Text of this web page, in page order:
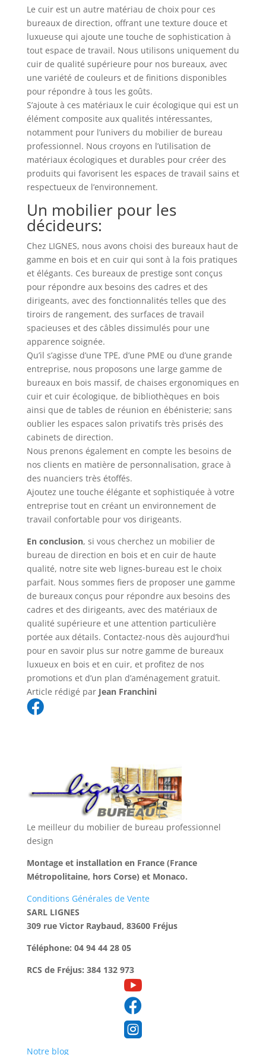
Le cuir est un autre matériau de choix pour ces
bureaux de direction, offrant une texture douce et
luxueuse qui ajoute une touche de sophistication à
tout espace de travail. Nous utilisons uniquement du
cuir de qualité supérieure pour nos bureaux, avec
une variété de couleurs et de finitions disponibles
pour répondre à tous les goûts.
S’ajoute à ces matériaux le cuir écologique qui est un
élément composite aux qualités intéressantes,
notamment pour l’univers du mobilier de bureau
professionnel. Nous croyons en l’utilisation de
matériaux écologiques et durables pour créer des
produits qui favorisent les espaces de travail sains et
respectueux de l’environnement.
Un mobilier pour les
décideurs:
Chez LIGNES, nous avons choisi des bureaux haut de
gamme en bois et en cuir qui sont à la fois pratiques
et élégants. Ces bureaux de prestige sont conçus
pour répondre aux besoins des cadres et des
dirigeants, avec des fonctionnalités telles que des
tiroirs de rangement, des surfaces de travail
spacieuses et des câbles dissimulés pour une
apparence soignée.
Qu’il s’agisse d’une TPE, d’une PME ou d’une grande
entreprise, nous proposons une large gamme de
bureaux en bois massif, de chaises ergonomiques en
cuir et cuir écologique, de bibliothèques en bois
ainsi que de tables de réunion en ébénisterie; sans
oublier les espaces salon privatifs très prisés des
cabinets de direction.
Nous prenons également en compte les besoins de
nos clients en matière de personnalisation, grace à
des nuanciers très étoffés.
Ajoutez une touche élégante et sophistiquée à votre
entreprise tout en créant un environnement de
travail confortable pour vos dirigeants.
En conclusion, si vous cherchez un mobilier de
bureau de direction en bois et en cuir de haute
qualité, notre site web lignes-bureau est le choix
parfait. Nous sommes fiers de proposer une gamme
de bureaux conçus pour répondre aux besoins des
cadres et des dirigeants, avec des matériaux de
qualité supérieure et une attention particulière
portée aux détails. Contactez-nous dès aujourd’hui
pour en savoir plus sur notre gamme de bureaux
luxueux en bois et en cuir, et profitez de nos
promotions et d’un plan d’aménagement gratuit.
Article rédigé par Jean Franchini

Le meilleur du mobilier de bureau professionnel
design
Montage et installation en France (France
Métropolitaine, hors Corse) et Monaco.
Conditions Générales de Vente
SARL LIGNES
309 rue Victor Raybaud, 83600 Fréjus
Téléphone: 04 94 44 28 05
RCS de Fréjus: 384 132 973



Notre blog